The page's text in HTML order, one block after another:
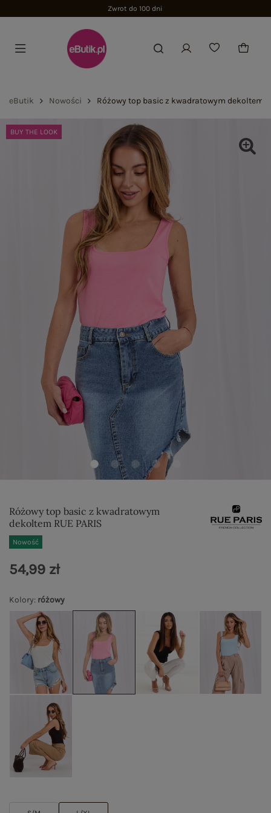
Zwrot do 100 dni
eButik Nowości Różowy top basic z kwadratowym dekoltem
BUY THE LOOK
Różowy top basic z kwadratowym
dekoltem RUE PARIS
Nowość
Kolory: różowy
54,99 zł